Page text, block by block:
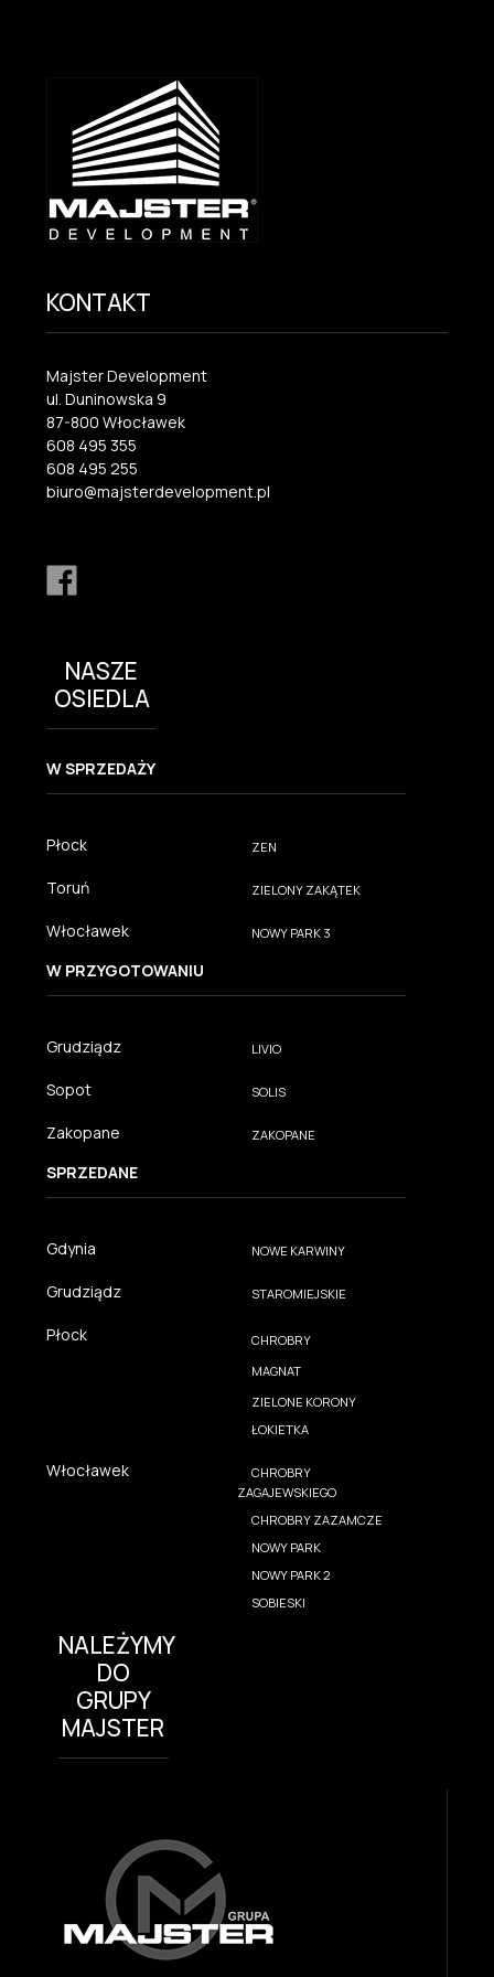
KONTAKT
Majster Development
ul. Duninowska 9
87-800 Włocławek
608 495 355
608 495 255
biuro@majsterdevelopment.pl
NASZE
OSIEDLA
W SPRZEDAŻY
Płock ZEN
Toruń ZIELONY ZAKĄTEK
Włocławek NOWY PARK 3
W PRZYGOTOWANIU
Grudziądz LIVIO
Sopot SOLIS
Zakopane ZAKOPANE
SPRZEDANE
Gdynia NOWE KARWINY
Grudziądz STAROMIEJSKIE
Płock
CHROBRY
MAGNAT
ZIELONE KORONY
ŁOKIETKA
Włocławek
CHROBRY
ZAGAJEWSKIEGO
CHROBRY ZAZAMCZE
NOWY PARK
NOWY PARK 2
SOBIESKI
NALEŻYMY
DO
GRUPY
MAJSTER